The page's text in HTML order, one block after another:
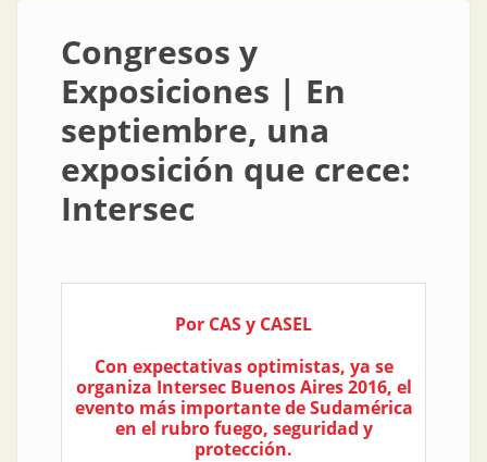
Congresos y
Exposiciones | En
septiembre, una
exposición que crece:
Intersec
Por CAS y CASEL
Con expectativas optimistas, ya se
organiza Intersec Buenos Aires 2016, el
evento más importante de Sudamérica
en el rubro fuego, seguridad y
protección.